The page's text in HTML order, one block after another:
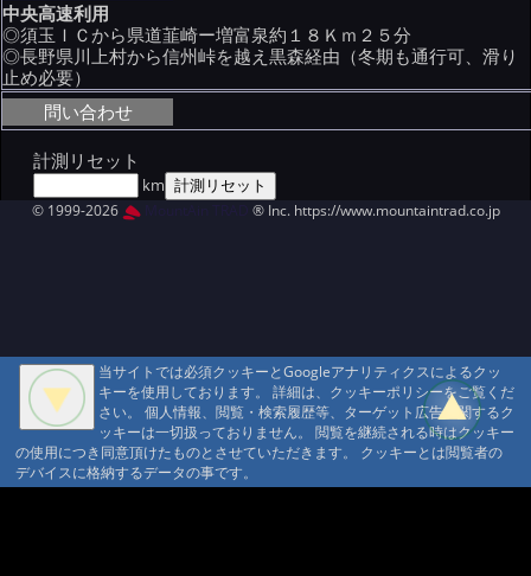
中央高速利用
◎須玉ＩＣから県道韮崎ー増富泉約１８Ｋｍ２５分
◎長野県川上村から信州峠を越え黒森経由（冬期も通行可、滑り
止め必要）
問い合わせ
計測リセット
km
© 1999-2026 MountAin TRAD ® Inc. https://www.mountaintrad.co.jp
当サイトでは必須クッキーとGoogleアナリティクスによるクッ
キーを使用しております。 詳細は、クッキーポリシーをご覧くだ
さい。 個人情報、閲覧・検索履歴等、ターゲット広告に関するク
ッキーは一切扱っておりません。 閲覧を継続される時はクッキー
の使用につき同意頂けたものとさせていただきます。 クッキーとは閲覧者の
デバイスに格納するデータの事です。